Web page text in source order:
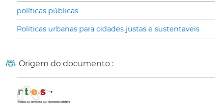
políticas públicas
Politicas urbanas para cidades justas e sustentaveis
Origem do documento :